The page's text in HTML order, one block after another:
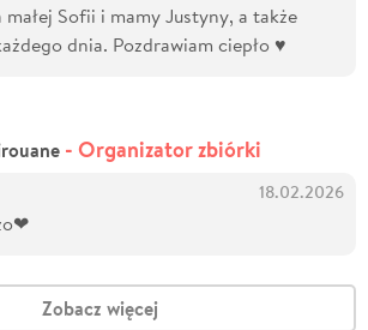
Sofii i mamy Justyny, a także
dnia. Pozdrawiam ciepło ♥️
- Organizator zbiórki
18.02.2026
Zobacz więcej